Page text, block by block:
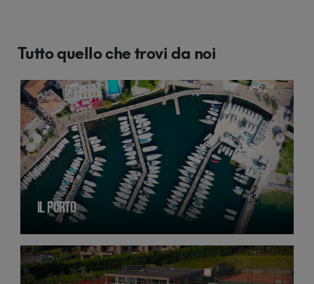
Tutto quello che trovi da noi
IL PORTO